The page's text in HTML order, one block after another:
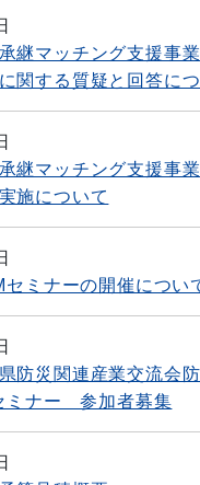
継マッチング支援事
関する質疑と回答に
継マッチング支援事
施について
ミナーの開催につい
防災関連産業交流会
ミナー 参加者募集